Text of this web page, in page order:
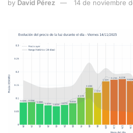
by David Pérez 14 de noviembre